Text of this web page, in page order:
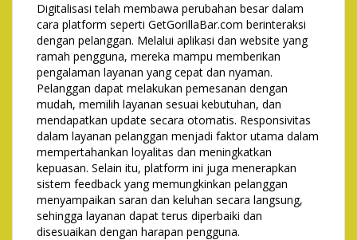
Digitalisasi telah membawa perubahan besar dalam
cara platform seperti GetGorillaBar.com berinteraksi
dengan pelanggan. Melalui aplikasi dan website yang
ramah pengguna, mereka mampu memberikan
pengalaman layanan yang cepat dan nyaman.
Pelanggan dapat melakukan pemesanan dengan
mudah, memilih layanan sesuai kebutuhan, dan
mendapatkan update secara otomatis. Responsivitas
dalam layanan pelanggan menjadi faktor utama dalam
mempertahankan loyalitas dan meningkatkan
kepuasan. Selain itu, platform ini juga menerapkan
sistem feedback yang memungkinkan pelanggan
menyampaikan saran dan keluhan secara langsung,
sehingga layanan dapat terus diperbaiki dan
disesuaikan dengan harapan pengguna.